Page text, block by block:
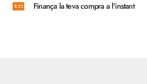
Finança la teva compra a l'instant